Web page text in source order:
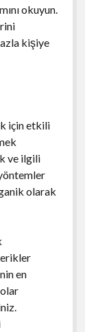
okuyun.
kişiye
için etkili
ve ilgili
olarak
en